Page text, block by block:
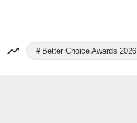
Better Choice Awards 2026